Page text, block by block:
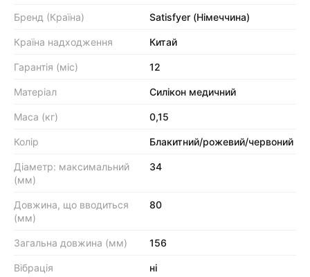
Бренд (Країна) Satisfyer (Німеччина)
Країна надходження Китай
Гарантія (міс) 12
Матеріал Силікон медичний
Маса (кг) 0,15
Колір Блакитний/рожевий/червоний
Діаметр: максимальний
(мм)
34
Довжина, що вводиться
(мм)
80
Загальна довжина (мм) 156
Вібрація ні